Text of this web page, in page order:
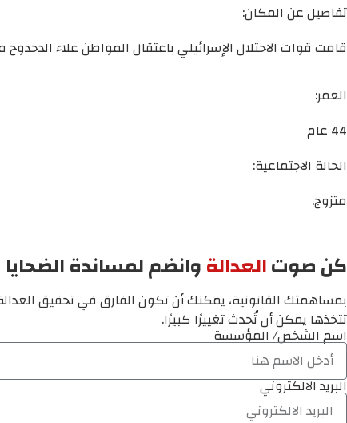
تفاصيل عن المكان:
قامت قوات الاحتلال الإسرائيلي باعتقال المواطن علاء
العمر:
44 عام
الحالة الاجتماعية:
متزوج.
كن صوتالعدالةوانضم لمساندة الضحايا
بمساهمتك القانونية، يمكنك أن تكون الفارق في تحقيق
تتخذها يمكن أن تُحدث تغييرًا كبيرًا.
اسم الشخص/ المؤسسة
البريد الالكتروني